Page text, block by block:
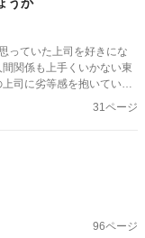
っていた上司を好きにな
関係も上手くいかない東
司に劣等感を抱いていた
まったことで急接近し、
31ページ
96ページ